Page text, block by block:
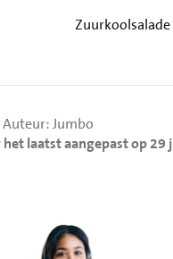
Zuurkoolsalade
Jumbo
het laatst aangepast op 29